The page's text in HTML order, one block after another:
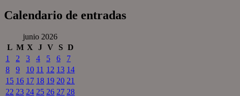
Calendario de entradas
junio 2026
L M X J V S D
1
2 3 4 5 6
7
8
9 10 11 12 13 14
15 16 17 18 19 20 21
22 23 24 25 26 27 28